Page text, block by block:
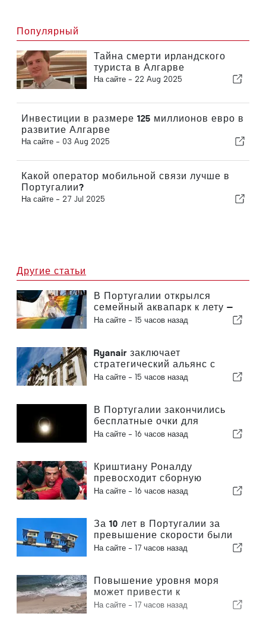
Популярный
Тайна смерти ирландского
туриста в Алгарве
На сайте - 22 Aug 2025
Инвестиции в размере 125 миллионов евро в
развитие Алгарве
На сайте - 03 Aug 2025
Какой оператор мобильной связи лучше в
Португалии?
На сайте - 27 Jul 2025
Другие статьи
В Португалии открылся
семейный аквапарк к лету —
билеты стоят 2 евро
На сайте - 15 часов назад
Ryanair заключает
стратегический альянс с
Институтом Пиаже в Визеу с
Португалии
На сайте - 15 часов назад
В Португалии закончились
бесплатные очки для
наблюдения за полным
На сайте - 16 часов назад
Криштиану Роналду
превосходит сборную
Португалии по коммерческой
На сайте - 16 часов назад
За 10 лет в Португалии за
превышение скорости были
оштрафованы 3,6 миллиона
На сайте - 17 часов назад
Повышение уровня моря
может привести к
исчезновению 40 процентов
На сайте - 17 часов назад